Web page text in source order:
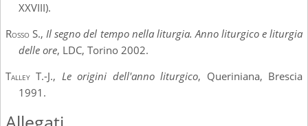
XXVIII).
Rosso S.,Il segno del tempo nella liturgia. Anno liturgico e liturgia
delle ore, LDC, Torino 2002.
Talley T.-J., Le origini dell'anno liturgico, Queriniana, Brescia
1991.